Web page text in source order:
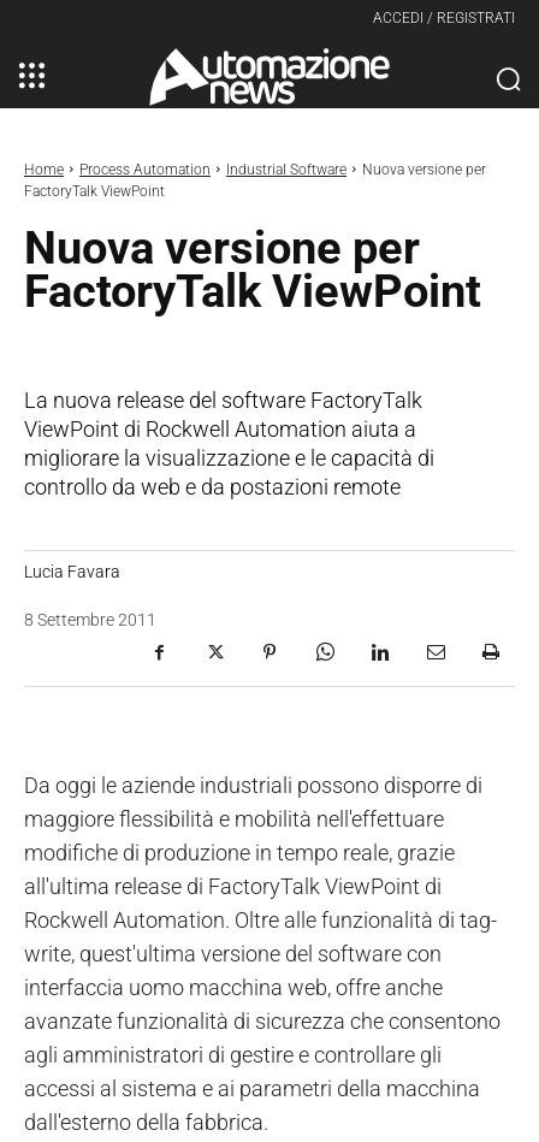
ACCEDI / REGISTRATI
Home Process Automation Industrial Software
Nuova versione per
FactoryTalk ViewPoint
Nuova versione per
FactoryTalk ViewPoint
La nuova release del software FactoryTalk
ViewPoint di Rockwell Automation aiuta a
migliorare la visualizzazione e le capacità di
controllo da web e da postazioni remote
Lucia Favara
8 Settembre 2011
Da oggi le aziende industriali possono disporre di
maggiore flessibilità e mobilità nell'effettuare
modifiche di produzione in tempo reale, grazie
all'ultima release di FactoryTalk ViewPoint di
Rockwell Automation. Oltre alle funzionalità di tag-
write, quest'ultima versione del software con
interfaccia uomo macchina web, offre anche
avanzate funzionalità di sicurezza che consentono
agli amministratori di gestire e controllare gli
accessi al sistema e ai parametri della macchina
dall'esterno della fabbrica.